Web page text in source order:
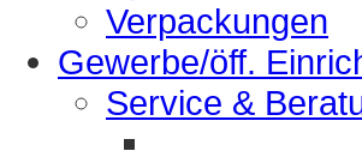
Verpackungen
Gewerbe/öff.
Service &